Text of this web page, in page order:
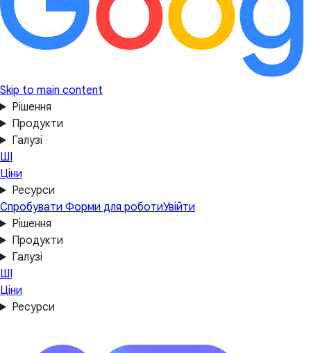
Skip to main content
Рішення
Продукти
Галузі
ШІ
Ціни
Ресурси
Спробувати Форми для роботиУвійти
Рішення
Продукти
Галузі
ШІ
Ціни
Ресурси